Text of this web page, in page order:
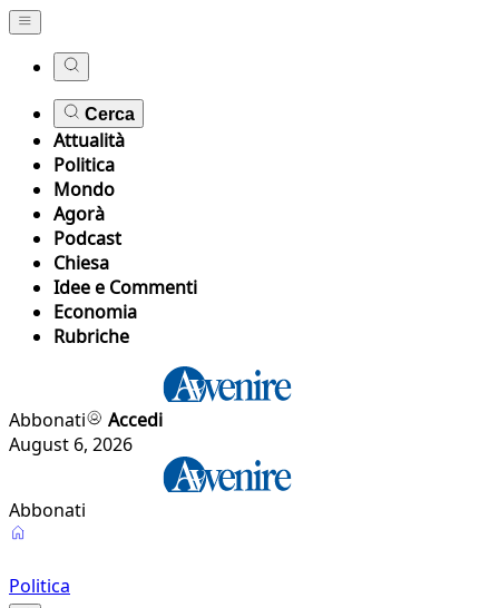
Cerca
Attualità
Politica
Mondo
Agorà
Podcast
Chiesa
Idee e Commenti
Economia
Rubriche
Abbonati
Accedi
August 6, 2026
Abbonati
Politica